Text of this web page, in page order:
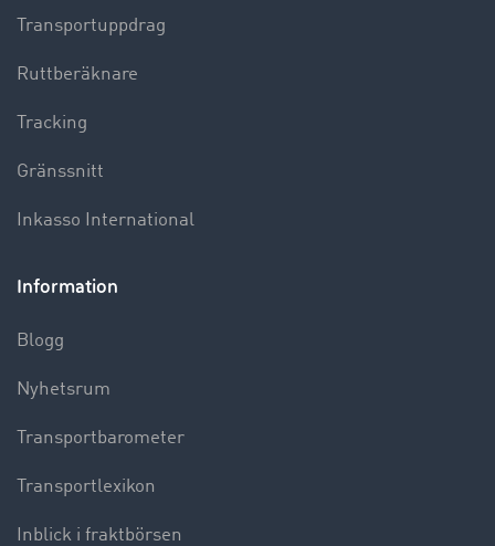
Transportuppdrag
Ruttberäknare
Tracking
Gränssnitt
Inkasso International
Information
Blogg
Nyhetsrum
Transportbarometer
Transportlexikon
Inblick i fraktbörsen